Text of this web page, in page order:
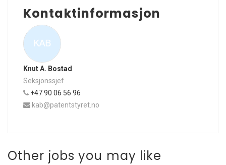
Kontaktinformasjon
Knut A. Bostad
Seksjonssjef
Telefon:
+47 90 06 56 96
E-
kab@patentstyret.no
Other jobs you may like